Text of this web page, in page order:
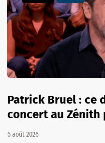
Patrick Bruel : ce
concert au Zénith
6 août 2026